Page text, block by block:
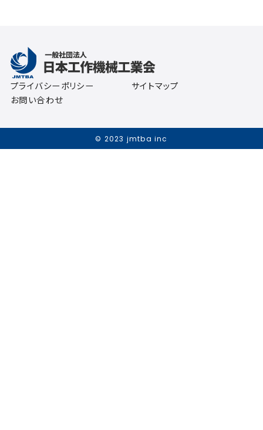
プライバシーポリシー
サイトマップ
お問い合わせ
© 2023 jmtba inc